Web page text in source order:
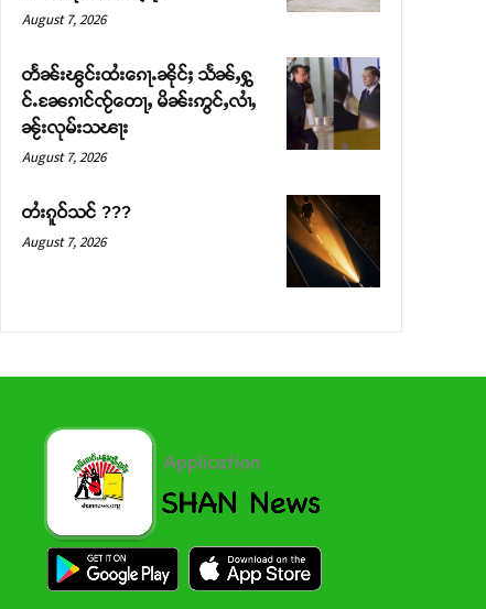
August 7, 2026
တႅၼ်းၽွင်းထႆးၵေႃႉၼိုင်ႈ သႅၼ်ႇႁွ
င်ႉၼႄၵၢင်ၸႂ်တေႃႇ မိၼ်းဢွင်ႇလၢႆႇ
ၼႂ်းလုမ်းသၽႃး
August 7, 2026
တႆးၵူဝ်သင် ???
August 7, 2026